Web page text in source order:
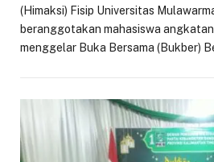
(Himaksi) Fisip Universitas
beranggotakan mahasiswa
menggelar Buka Bersama (Bukber)